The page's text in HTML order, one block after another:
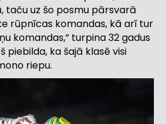
taču uz šo posmu pārsvarā
rūpnīcas komandas, kā arī tur
komandas,” turpina 32 gadus
piebilda, ka šajā klasē visi
riepu.